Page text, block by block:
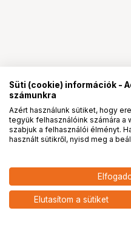
insta360 Ace Pro
Standard Bundle
PRO
Süti (cookie) információk -
számunkra
Azért használunk sütiket, hogy
tegyük felhasználóink számára a
szabjuk a felhasználói élményt.
használt sütikről, nyisd meg a
Elutasítom a sütiket